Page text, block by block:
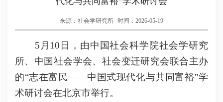
来源：社会学研究所 时间：2026-05-19
5月10日，由中国社会科学院社会学研究
所、中国社会学会、社会变迁研究会联合主办
的“志在富民——中国式现代化与共同富裕”学
术研讨会在北京市举行。